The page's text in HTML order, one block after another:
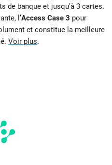
de banque et jusqu’à 3 cartes.
l’Access Case 3 pour
et constitue la meilleure
Voir plus.